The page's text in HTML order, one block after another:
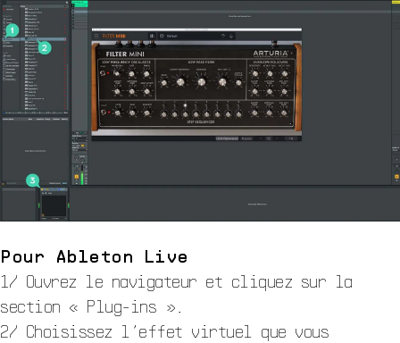
Pour Ableton Live
1/ Ouvrez le navigateur et cliquez sur la
section « Plug-ins ».
2/ Choisissez l’effet virtuel que vous